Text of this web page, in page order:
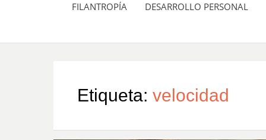
FILANTROPÍA
DESARROLLO PERSONAL
Etiqueta: velocidad